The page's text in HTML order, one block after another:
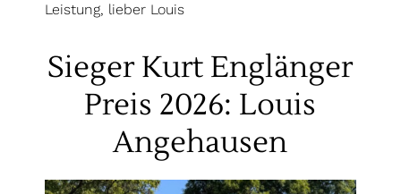
Leistung, lieber Louis
Sieger Kurt Englänger
Preis 2026: Louis
Angehausen